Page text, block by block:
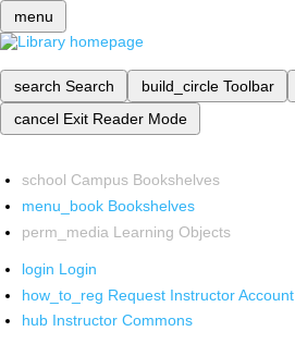
menu
search Search build_circle Toolbar
cancel Exit Reader Mode
school Campus Bookshelves
menu_book Bookshelves
perm_media Learning Objects
login Login
how_to_reg Request Instructor Account
hub Instructor Commons